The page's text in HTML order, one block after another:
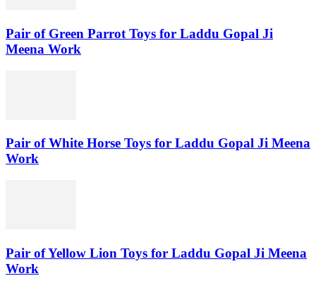
Pair of Green Parrot Toys for Laddu Gopal Ji
Meena Work
Pair of White Horse Toys for Laddu Gopal Ji Meena
Work
Pair of Yellow Lion Toys for Laddu Gopal Ji Meena
Work